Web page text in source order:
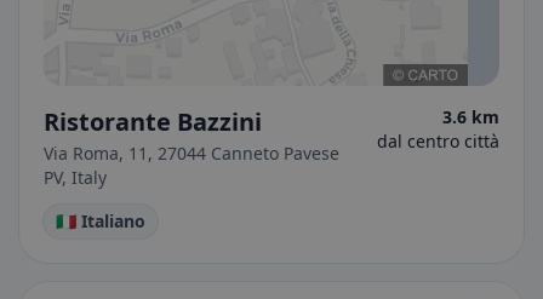
Ristorante Bazzini
Via Roma, 11, 27044 Canneto Pavese
PV, Italy
3.6 km
dal centro città
🇮🇹 Italiano